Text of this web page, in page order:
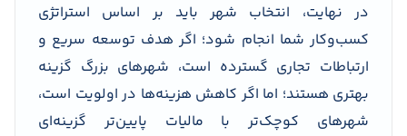
در نهایت، انتخاب شهر باید بر اساس استراتژی
کسب‌وکار شما انجام شود؛ اگر هدف توسعه سریع و
ارتباطات تجاری گسترده است، شهرهای بزرگ گزینه
بهتری هستند؛ اما اگر کاهش هزینه‌ها در اولویت است،
شهرهای کوچک‌تر با مالیات پایین‌تر گزینه‌ای